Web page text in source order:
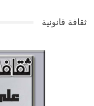
ثقافة قانونية